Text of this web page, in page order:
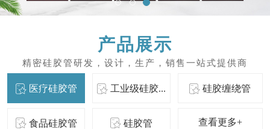
产品展示
医疗硅胶管 工业级硅胶... 硅胶缠绕管
食品硅胶管 硅胶管 查看更多+